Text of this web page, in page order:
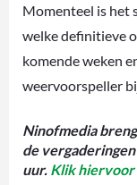
Momenteel is het
welke definitieve
komende weken
weervoorspeller
Ninofmedia
de
uur. Klik hiervoor